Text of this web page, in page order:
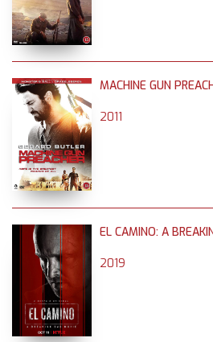
MACHINE GUN
2011
EL CAMINO: A
2019